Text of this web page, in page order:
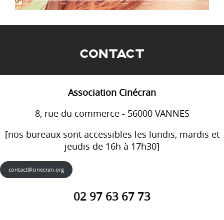
CONTACT
Association Cinécran
8, rue du commerce - 56000 VANNES
[nos bureaux sont accessibles les lundis, mardis et
jeudis de 16h à 17h30]
contact@cinecran.org
02 97 63 67 73